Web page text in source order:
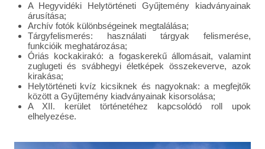
A Hegyvidéki Helytörténeti Gyűjtemény kiadványainak
árusítása;
Archív fotók különbségeinek megtalálása;
Tárgyfelismerés: használati tárgyak felismerése,
funkcióik meghatározása;
Óriás kockakirakó: a fogaskerekű állomásait, valamint
zuglugeti és svábhegyi életképek összekeverve, azok
kirakása;
Helytörténeti kvíz kicsiknek és nagyoknak: a megfejtők
között a Gyűjtemény kiadványainak kisorsolása;
A XII. kerület történetéhez kapcsolódó roll upok
elhelyezése.